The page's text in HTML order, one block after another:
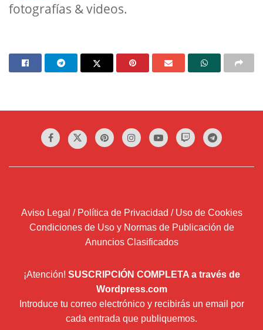
fotografías & videos.
Aviso Legal / Política de Privacidad / Uso de Cookies
Condiciones de Uso y Normas de Publicación de
Anuncios Clasificados
¡Atención! SUSCRIPCIÓN COMPLETA a través de
Wordpress.com
Introduce tu correo electrónico y recibirás un email por
cada entrada que publiquemos.